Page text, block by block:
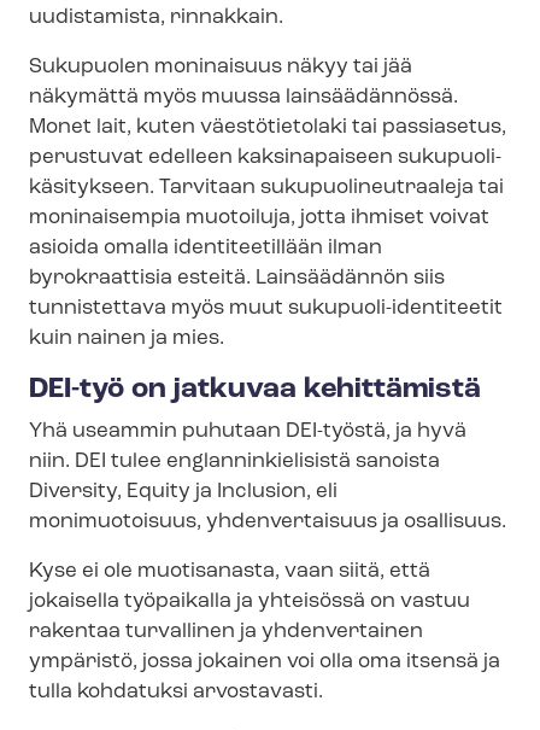
uudistamista, rinnakkain.
Sukupuolen moninaisuus näkyy tai jää
näkymättä myös muussa lainsäädännössä.
Monet lait, kuten väestötietolaki tai passiasetus,
perustuvat edelleen kaksinapaiseen su­ku­puo­li­
kä­si­tyk­seen. Tarvitaan su­ku­puo­li­neut­raa­le­ja tai
moninaisempia muotoiluja, jotta ihmiset voivat
asioida omalla identiteetillään ilman
byrokraattisia esteitä. Lainsäädännön siis
tunnistettava myös muut sukupuoli-​identiteetit
kuin nainen ja mies.
DEI-työ on jatkuvaa kehittämistä
Yhä useammin puhutaan DEI-työstä, ja hyvä
niin. DEI tulee englan­nin­kie­li­sis­tä sanoista
Diversity, Equity ja Inclusion, eli
monimuotoisuus, yhdenvertaisuus ja osallisuus.
Kyse ei ole muotisanasta, vaan siitä, että
jokaisella työpaikalla ja yhteisössä on vastuu
rakentaa turvallinen ja yhdenvertainen
ympäristö, jossa jokainen voi olla oma itsensä ja
tulla kohdatuksi arvostavasti.